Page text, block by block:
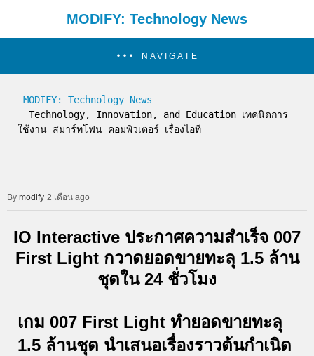
MODIFY: Technology News
NAVIGATE
MODIFY: Technology News
ใช้งาน สมาร์ทโฟน คอมพิวเตอร์ เรื่องไอที
modify 2 เดือน ago
IO Interactive ประกาศความสำเร็จ 007
First Light กวาดยอดขายทะลุ 1.5 ล้าน
ชุดใน 24 ชั่วโมง
เกม 007 First Light ทำยอดขายทะลุ
1.5 ล้านชุด นำเสนอเรื่องราวต้นกำเนิด